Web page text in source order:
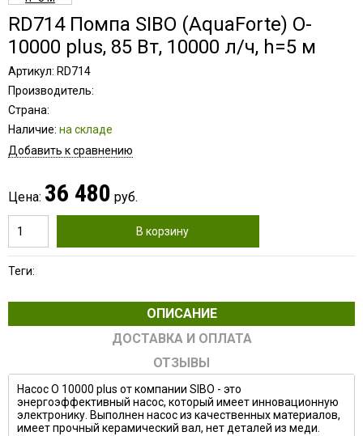
RD714 Помпа SIBO (AquaForte) O-
10000 plus, 85 Вт, 10000 л/ч, h=5 м
Артикул: RD714
Производитель:
Страна:
Наличие: на складе
Добавить к сравнению
Цена: 36 480 руб.
В корзину
Теги:
ОПИСАНИЕ
ДОСТАВКА И ОПЛАТА
ОТЗЫВЫ
Насос O 10000 plus от компании SIBO - это
энергоэффективный насос, который имеет инновационную
электронику. Выполнен насос из качественных материалов,
имеет прочный керамический вал, нет деталей из меди.